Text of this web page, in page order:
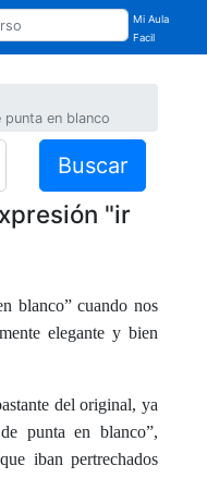
Mi Aula
Facil
en blanco
Buscar
"ir
blanco” cuando nos
elegante y bien
del original, ya
punta en blanco”,
iban pertrechados